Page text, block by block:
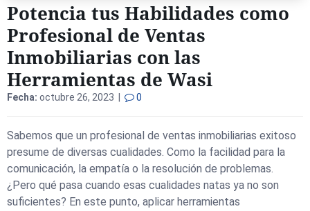
Potencia tus Habilidades como
Profesional de Ventas
Inmobiliarias con las
Herramientas de Wasi
Fecha: octubre 26, 2023 | 0
Sabemos que un profesional de ventas inmobiliarias exitoso
presume de diversas cualidades. Como la facilidad para la
comunicación, la empatía o la resolución de problemas.
¿Pero qué pasa cuando esas cualidades natas ya no son
suficientes? En este punto, aplicar herramientas